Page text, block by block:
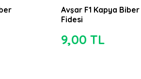
Avşar F1 Kapya Biber
Fidesi
9,00 TL